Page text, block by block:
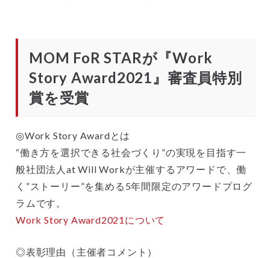
MOM FoR STARが『Work
Story Award2021』審査員特別
賞を受賞
◎Work Story Awardとは
“働き方を選択できる社会づくり”の実現を目指す一
般社団法人at Will Workが主催するアワードで、働
く”ストーリー”を集める5年間限定のアワードプログ
ラムです。
Work Story Award2021 について
◎表彰理由（主催者コメント）